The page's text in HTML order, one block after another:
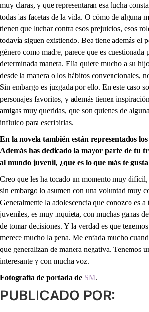
muy claras, y que representaran esa lucha
todas las facetas de la vida. O cómo de alguna
tienen que luchar contra esos prejuicios, esos
todavía siguen existiendo. Bea tiene además el
género como madre, parece que es cuestionada
determinada manera. Ella quiere mucho a su
desde la manera o los hábitos convencionales,
Sin embargo es juzgada por ello. En este caso
personajes favoritos, y además tienen
amigas muy queridas, que son quienes de
influido para escribirlas.
En la novela también están representados los
Además has dedicado la mayor parte de tu
al mundo juvenil, ¿qué es lo que más te gusta
Creo que les ha tocado un momento muy
sin embargo lo asumen con una voluntad muy
Generalmente la adolescencia que conozco es a
juveniles, es muy inquieta, con muchas ganas
de tomar decisiones. Y la verdad es que
merece mucho la pena. Me enfada mucho
que generalizan de manera negativa. Tenemos
interesante y con mucha voz.
Fotografía de portada de SM.
PUBLICADO POR: